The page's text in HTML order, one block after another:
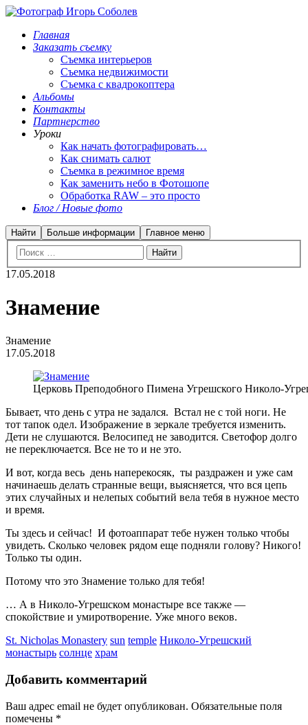
Главная
Заказать съемку
Съемка интерьеров
Съемка недвижимости
Съемка с квадрокоптера
Альбомы
Контакты
Партнерство
Уроки
Как начать фотографировать…
Как снимать салют
Съемка в режимное время
Как заменить небо в Фотошопе
Обработка RAW – это просто
Блог / Новые фото
Найти Больше информации Главное меню
17.05.2018
Знамение
Знамение
17.05.2018
Церковь Преподобного Пимена Угрешского Николо-
Бывает, что день с утра не задался. Встал не с той ноги. Не
тот тапок одел. Изображение в зеркале требуется изменить.
Дети не слушаются. Велосипед не заводится. Светофор долго
не переключается. Все не то и не это.
И вот, когда весь день наперекосяк, ты раздражен и уже сам
начинаешь делать странные вещи, выясняется, что вся цепь
этих случайных и нелепых событий вела тебя в нужное место
и время.
Ты здесь и сейчас! И фотоаппарат тебе нужен только чтобы
увидеть. Сколько человек рядом еще подняли голову? Никого!
Только ты один.
Потому что это Знамение только для тебя!
… А в Николо-Угрешском монастыре все также —
спокойствие и умиротворение. Уже много веков.
St. Nicholas Monastery sun temple Николо-Угрешский
монастырь солнце храм
Добавить комментарий
Ваш адрес email не будет опубликован. Обязательные поля
помечены *